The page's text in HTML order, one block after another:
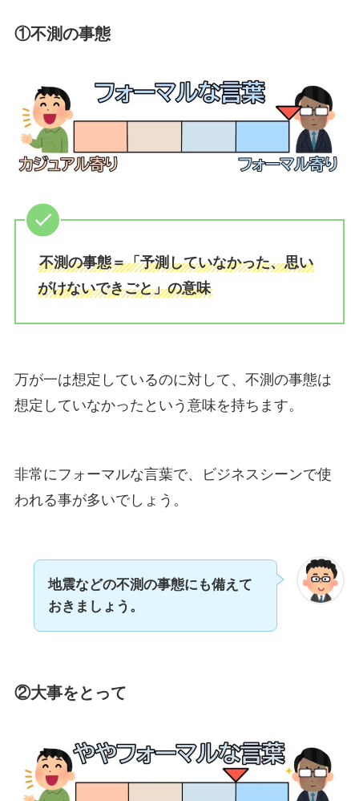
①不測の事態
不測の事態＝「予測していなかった、思い
がけないできごと」の意味
万が一は想定しているのに対して、不測の事態は
想定していなかったという意味を持ちます。
非常にフォーマルな言葉で、ビジネスシーンで使
われる事が多いでしょう。
地震などの不測の事態にも備えて
おきましょう。
②大事をとって